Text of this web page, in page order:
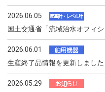
2026.06.05
国土交通省「流域治水オフィ
2026.06.01
生産終了品情報を更新しました
2026.05.29